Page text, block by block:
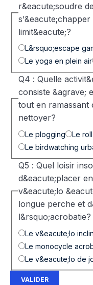
r&eacute;soudre
limit&eacute;?
L&rsquo;escape
Le yoga en plein air
Q4 : Quelle
consiste &agrave;
tout en ramassant
nettoyer?
Le plogging Le
Le birdwatching
Q5 : Quel loisir
d&eacute;placer
v&eacute;lo
longue perche et
l&rsquo;acrobatie?
Le v&eacute;lo
Le monocycle
Le v&eacute;lo de
VALIDER